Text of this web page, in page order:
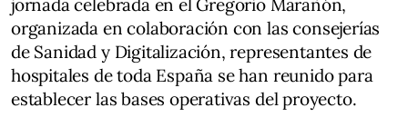
organizada en colaboración con las consejerías
de Sanidad y Digitalización, representantes de
hospitales de toda España se han reunido para
establecer las bases operativas del proyecto.